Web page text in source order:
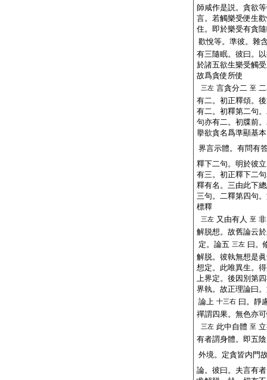
師咸作是説。貪欲
言。若觸樂受便生
住。即於樂受有貪
歡悅等。準彼。雜
有三隨眠。彼曰。
於諸五欲生樂受觸
故爲貪使所使
三左 言貪分二 至
有二。初正釋頌。
有二。初釋第二句
句亦有二。初牒前
擧欲貪名爲準顯基
界言示體。有問有
釋下二句。明於彼
有三。初正釋下二
釋有名。三由此下
三句。二釋第四句
標釋
三左 又由有人 至
解脱想。故舊論云
定。論五 三左 曰。
解脱。彼執無想是
想定。此唯異生。
上界定。後因別第
界執。故正理論曰
論上 十三右 曰。靜
禪謂四果。無色亦
三左 此中自體 至
有者謂身體。即五
外境。定貪皆内門
論。彼曰。夫言有